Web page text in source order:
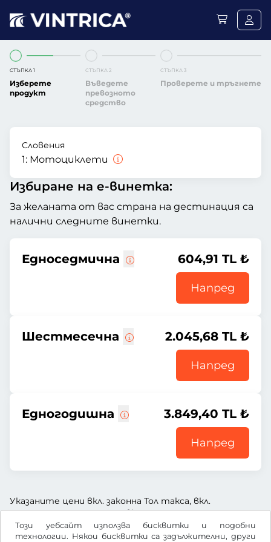
Този уебсайт използва бисквитки и подобни
технологии. Някои бисквитки са задължителни, други
СТЪПКА 1
Изберете
продукт
СТЪПКА 2
Въведете
превозното
средство
СТЪПКА 3
Проверете и тръгнете
Словения
1: Мотоциклети
Избиране на е-винетка:
За желаната от вас страна на дестинация са
налични следните винетки.
Едноседмична 604,91 TL ₺
Напред
Шестмесечна 2.045,68 TL ₺
Напред
Едногодишна 3.849,40 TL ₺
Напред
Указаните цени вкл. законна Тол такса, вкл.
заплащане за услугата и вкл. ДДС